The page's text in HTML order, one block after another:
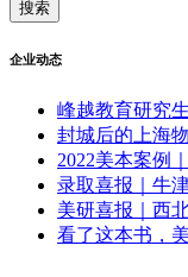
企业动态
峰越教育研究
封城后的上海
2022美本案例
录取喜报｜牛
美研喜报｜西
看了这本书，